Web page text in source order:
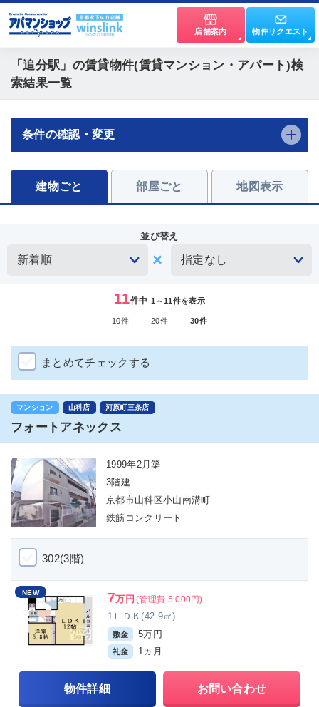
店舗案内 物件リクエスト
「追分駅」 の賃貸物件(賃貸マンション・アパート)検
索結果一覧
条件の確認・変更
建物ごと 部屋ごと 地図表示
並び替え
11件中 1～11件を表示
10件 20件 30件
まとめてチェックする
マンション 山科店 河原町三条店
フォートアネックス
1999年2月築
3階建
京都市山科区小山南溝町
鉄筋コンクリート
302(3階)
NEW 7万円 (管理費 5,000円)
1ＬＤＫ(42.9㎡)
敷金 5万円
礼金 1ヵ月
物件詳細 お問い合わせ